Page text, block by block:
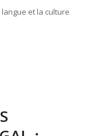
et la culture